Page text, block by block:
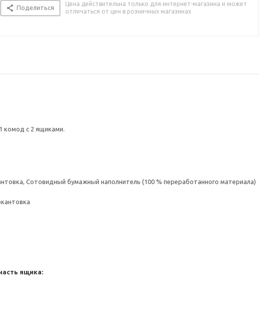
Поделиться
Цена действительна только для интернет-магазина и может
отличаться от цен в розничных магазинах
комод с 2 ящиками.
Сотовидный бумажный наполнитель (100 % переработанного материала)
ящика: